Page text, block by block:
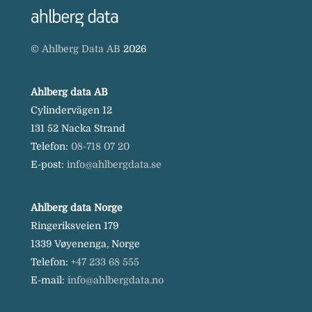
© Ahlberg Data AB 2026
Ahlberg data AB
Cylindervägen 12
131 52 Nacka Strand
Telefon: 08-718 07 20
E-post: info@ahlbergdata.se
Ahlberg data Norge
Ringeriksveien 179
1339 Vøyenenga, Norge
Telefon: +47 233 68 555
E-mail: info@ahlbergdata.no